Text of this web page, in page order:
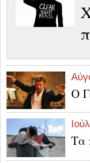
Ο
Τα